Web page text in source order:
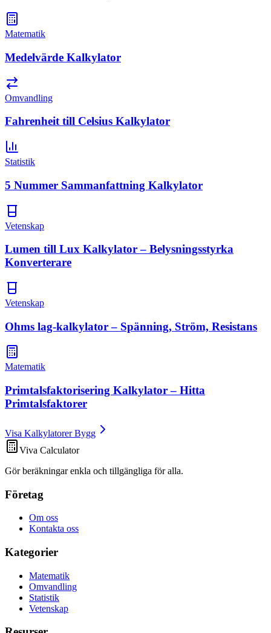
Matematik
Medelvärde Kalkylator
Omvandling
Fahrenheit till Celsius Kalkylator
Statistik
5 Nummer Sammanfattning Kalkylator
Vetenskap
Lumen till Lux Kalkylator – Belysningsstyrka
Konverterare
Vetenskap
Ohms lag-kalkylator – Spänning, Ström, Resistans
Matematik
Primtalsfaktorisering Kalkylator – Hitta
Primtalsfaktorer
Visa Kalkylatorer Bygg
Viva Calculator
Gör beräkningar enkla och tillgängliga för alla.
Företag
Om oss
Kontakta oss
Kategorier
Matematik
Omvandling
Statistik
Vetenskap